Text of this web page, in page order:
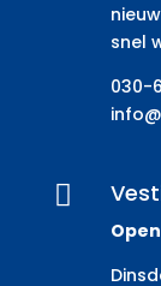
snel
030-
